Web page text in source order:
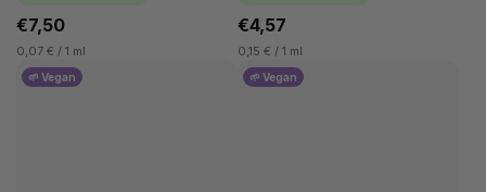
€7,50
0,07 € / 1 ml
€4,57
0,15 € / 1 ml
🌱 Vegan 🌱 Vegan